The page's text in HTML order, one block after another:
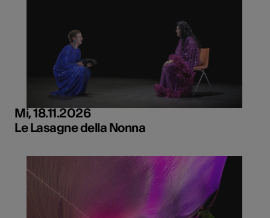
Mi, 18.11.2026
Le Lasagne della Nonna